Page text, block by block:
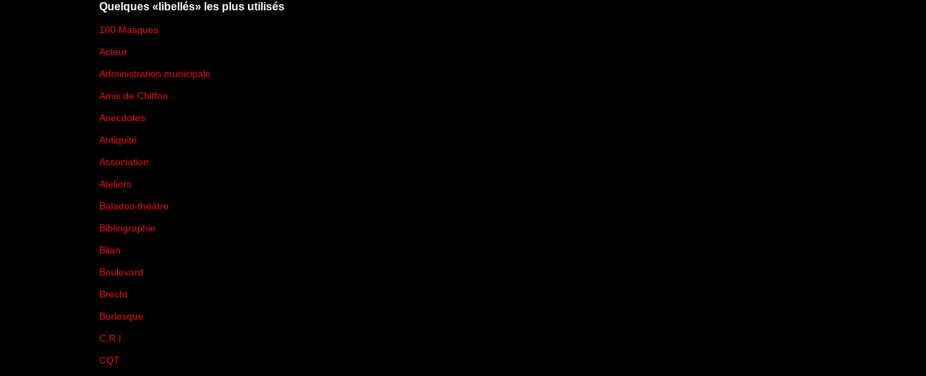
Quelques «libellés» les plus utilisés
100 Masques
Acteur
Administration municipale
Amis de Chiffon
Anecdotes
Antiquité
Association
Ateliers
Balados-théâtre
Bibliographie
Bilan
Boulevard
Brecht
Burlesque
C.R.I.
CQT